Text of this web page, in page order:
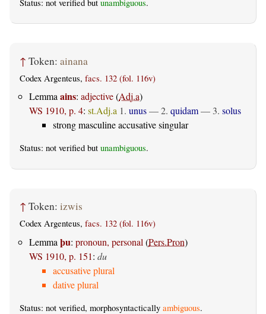
Status: not verified but unambiguous.
↑ Token: ainana
Codex Argenteus, facs. 132 (fol. 116v)
Lemmaains: adjective(Adj.a)
WS 1910, p. 4: st.Adj.a 1. unus— 2. quidam— 3. solus
strong masculine accusative singular
Status: not verified but unambiguous.
↑ Token: izwis
Codex Argenteus, facs. 132 (fol. 116v)
Lemma þu: pronoun, personal (Pers.Pron)
WS 1910, p. 151: du
accusative plural
dative plural
Status: not verified, morphosyntactically ambiguous.